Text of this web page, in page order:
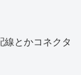
とかコネクタ